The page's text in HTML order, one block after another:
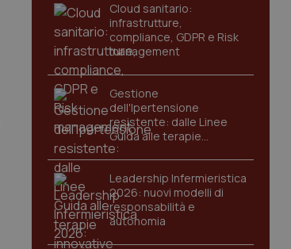
Cloud sanitario:
infrastrutture,
compliance, GDPR e Risk
management
Gestione
dell'Ipertensione
resistente: dalle Linee
Guida alle terapie
innovative
Leadership Infermieristica
2026: nuovi modelli di
responsabilità e
autonomia